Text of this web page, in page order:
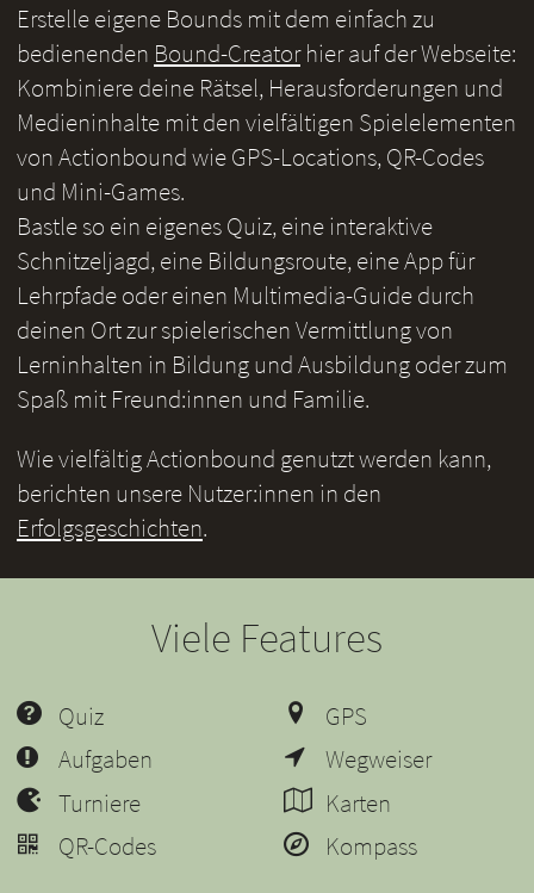
Erstelle eigene Bounds mit dem einfach zu
bedienenden Bound-Creatorhier auf der Webseite:
Kombiniere deine Rätsel, Herausforderungen und
Medieninhalte mit den vielfältigen Spielelementen
von Actionbound wie GPS-Locations, QR-Codes
und Mini-Games.
Bastle so ein eigenes Quiz, eine interaktive
Schnitzeljagd, eine Bildungsroute, eine App für
Lehrpfade oder einen Multimedia-Guide durch
deinen Ort zur spielerischen Vermittlung von
Lerninhalten in Bildung und Ausbildung oder zum
Spaß mit Freund:innen und Familie.
Wie vielfältig Actionbound genutzt werden kann,
berichten unsere Nutzer:innen in den
Erfolgsgeschichten.
Viele Features
Quiz
Aufgaben
Turniere
QR-Codes
GPS
Wegweiser
Karten
Kompass